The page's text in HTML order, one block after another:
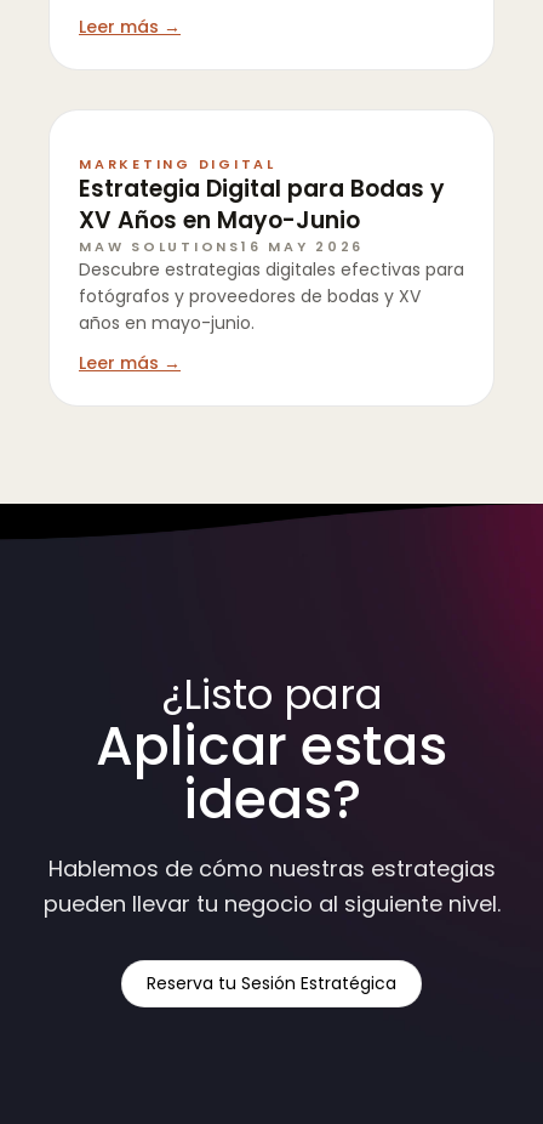
ingresos este verano.
Leer más →
MARKETING DIGITAL
Estrategia Digital para Bodas y
XV Años en Mayo-Junio
MAW SOLUTIONS16 MAY 2026
Descubre estrategias digitales efectivas para
fotógrafos y proveedores de bodas y XV
años en mayo-junio.
Leer más →
¿Listo para
Aplicar estas
ideas?
Hablemos de cómo nuestras estrategias
pueden llevar tu negocio al siguiente nivel.
Reserva tu Sesión Estratégica